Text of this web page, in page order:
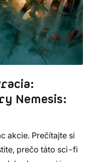
Nemesis:
akcie. Prečítajte si
prečo táto sci-fi